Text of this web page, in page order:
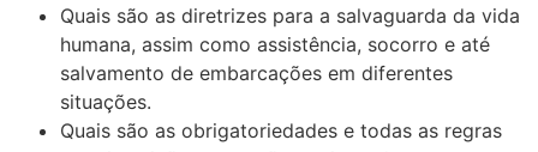
Quais são as diretrizes para a salvaguarda da vida
humana, assim como assistência, socorro e até
salvamento de embarcações em diferentes
situações.
Quais são as obrigatoriedades e todas as regras